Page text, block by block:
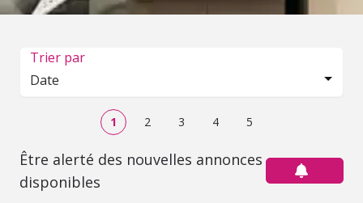
Trier par
Date
1 2 3 4 5
Être alerté des nouvelles annonces
disponibles